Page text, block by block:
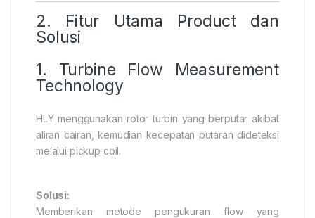
2. Fitur Utama Product dan
Solusi
1. Turbine Flow Measurement
Technology
HLY menggunakan rotor turbin yang berputar akibat
aliran cairan, kemudian kecepatan putaran dideteksi
melalui pickup coil.
Solusi:
Memberikan metode pengukuran flow yang